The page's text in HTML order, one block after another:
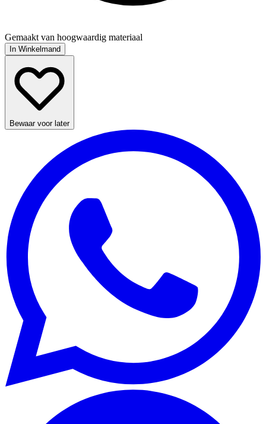
Gemaakt van hoogwaardig materiaal
In Winkelmand
Bewaar voor later